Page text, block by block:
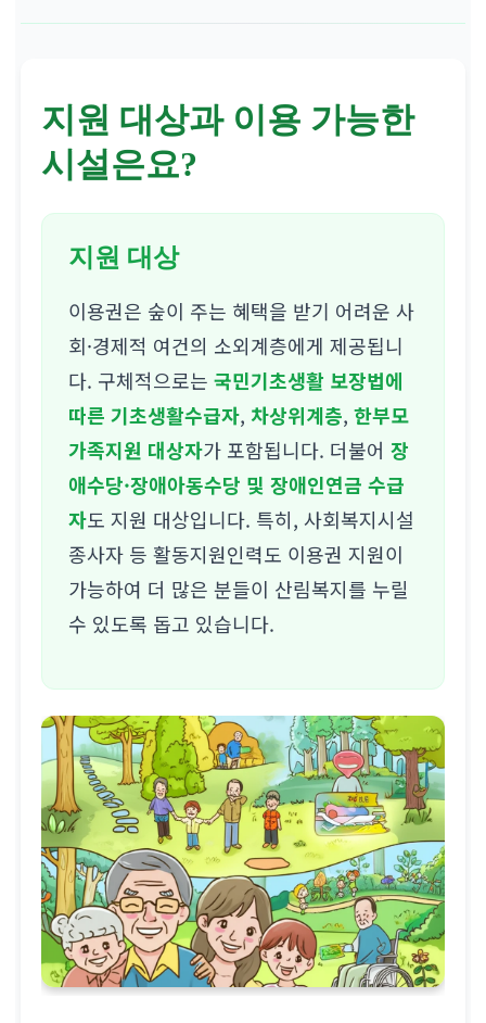
지원 대상과 이용 가능한
시설은요?
지원 대상
이용권은 숲이 주는 혜택을 받기 어려운 사
회·경제적 여건의 소외계층에게 제공됩니
다. 구체적으로는국민기초생활 보장법에
따른 기초생활수급자, 차상위계층,한부모
가족지원 대상자가 포함됩니다. 더불어장
애수당·장애아동수당 및 장애인연금 수급
자도 지원 대상입니다. 특히, 사회복지시설
종사자 등 활동지원인력도 이용권 지원이
가능하여 더 많은 분들이 산림복지를 누릴
수 있도록 돕고 있습니다.